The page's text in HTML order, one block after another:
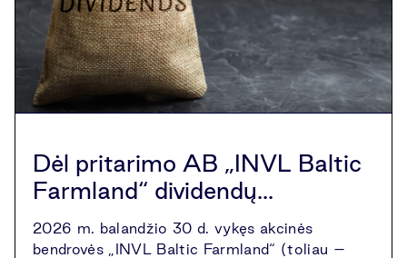
Dėl pritarimo AB „INVL Baltic
Farmland“ dividendų...
2026 m. balandžio 30 d. vykęs akcinės
bendrovės „INVL Baltic Farmland“ (toliau –